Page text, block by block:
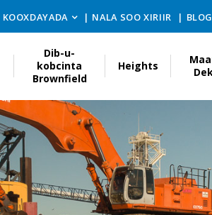
KOOXDAYADA NALA SOO XIRIIR
Dib-u-
kobcinta
Brownfield
Heights